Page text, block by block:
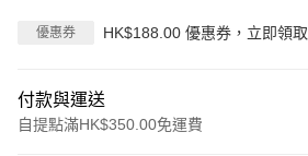
優惠券 HK$188.00 優惠券，立即領取
付款與運送
自提點滿HK$350.00免運費